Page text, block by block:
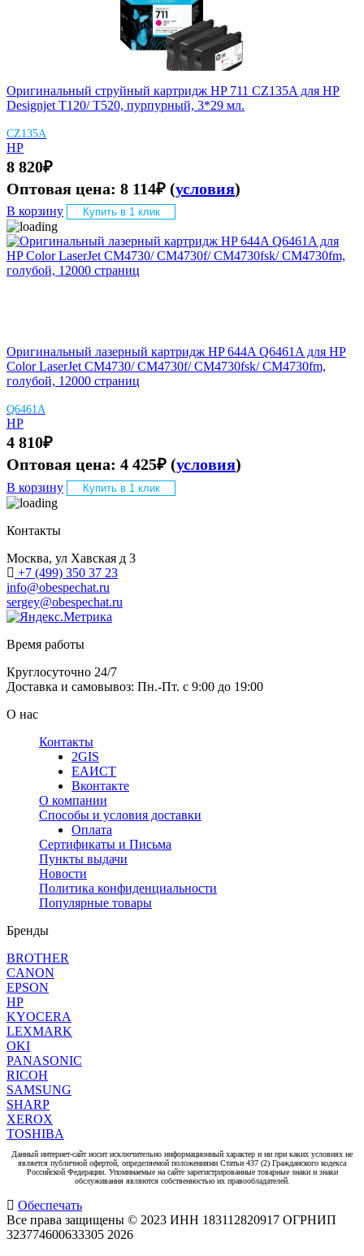
Оригинальный струйный картридж HP 711 CZ135A для HP
Designjet T120/ T520, пурпурный, 3*29 мл.
CZ135A
HP
8 820₽
Оптовая цена: 8 114₽ (условия)
В корзину Купить в 1 клик
Оригинальный лазерный картридж HP 644A Q6461A для HP
Color LaserJet CM4730/ CM4730f/ CM4730fsk/ CM4730fm,
голубой, 12000 страниц
Q6461A
HP
4 810₽
Оптовая цена: 4 425₽ (условия)
В корзину Купить в 1 клик
Контакты
Москва, ул Хавская д 3
+7 (499) 350 37 23
info@obespechat.ru
sergey@obespechat.ru
Время работы
Круглосуточно 24/7
Доставка и самовывоз: Пн.-Пт. с 9:00 до 19:00
О нас
Контакты
2GIS
ЕАИСТ
Вконтакте
О компании
Способы и условия доставки
Оплата
Сертификаты и Письма
Пункты выдачи
Новости
Политика конфиденциальности
Популярные товары
Бренды
BROTHER
CANON
EPSON
HP
KYOCERA
LEXMARK
OKI
PANASONIC
RICOH
SAMSUNG
SHARP
XEROX
TOSHIBA
Данный интернет-сайт носит исключительно информационный характер и ни при каких условиях не
является публичной офертой, определяемой положениями Статьи 437 (2) Гражданского кодекса
Российской Федерации. Упоминаемые на сайте зарегистрированные товарные знаки и знаки
обслуживания являются собственностью их правообладателей.
Обеспечать
Все права защищены © 2023 ИНН 183112820917 ОГРНИП
323774600633305 2026